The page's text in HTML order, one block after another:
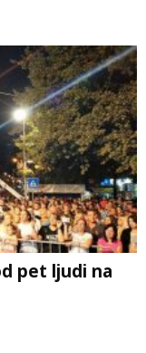
pet ljudi na